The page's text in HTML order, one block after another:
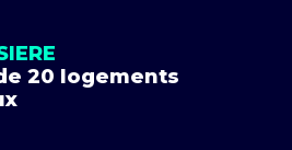
20 logements